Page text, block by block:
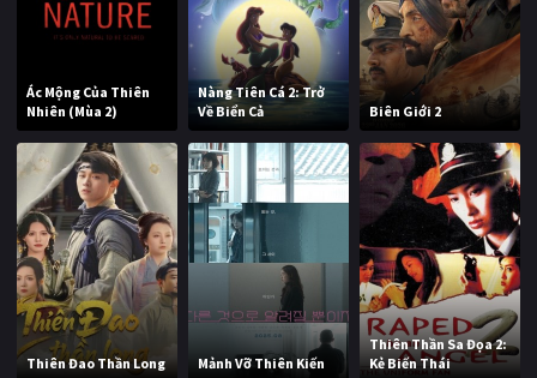
Ác Mộng Của Thiên
Nhiên (Mùa 2)
Nàng Tiên Cá 2: Trở
Về Biển Cả
Biên Giới 2
Thiên Đao Thần Long Mảnh Vỡ Thiên Kiến
Thiên Thần Sa Đọa 2:
Kẻ Biến Thái